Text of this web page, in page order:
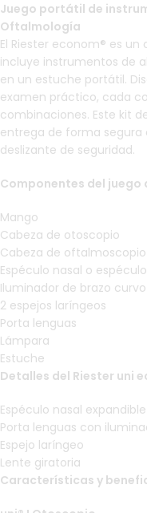
Juego portátil de
Oftalmología
El Riester econom® es
incluye instrumentos de
en un estuche portátil.
examen práctico, cada
combinaciones. Este kit
entrega de forma
deslizante de seguridad.
Componentes del
Mango
Cabeza de otoscopio
Cabeza de oftalmoscopio
Espéculo nasal o
Iluminador de brazo curvo
2 espejos laríngeos
Porta lenguas
Lámpara
Estuche
Detalles del Riester uni
Espéculo nasal
Porta lenguas con
Espejo laríngeo
Lente giratoria
Características y